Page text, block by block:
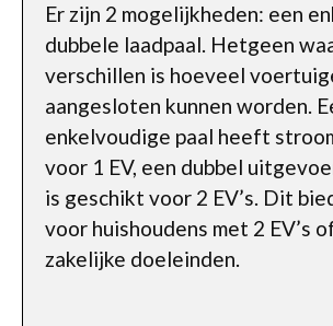
Er zijn 2 mogelijkheden: een
dubbele laadpaal. Hetgeen
verschillen is hoeveel
aangesloten kunnen worden.
enkelvoudige paal heeft
voor 1 EV, een dubbel
is geschikt voor 2 EV’s. Dit
voor huishoudens met 2 EV’s
zakelijke doeleinden.